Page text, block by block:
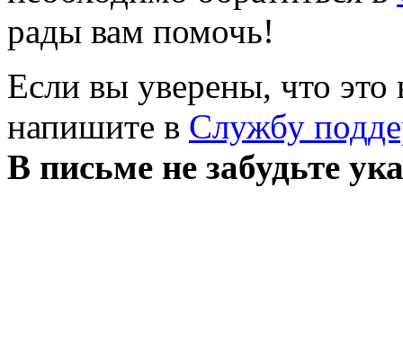
рады вам помочь!
Если вы уверены, что
напишите в Службу
В письме не забудьте